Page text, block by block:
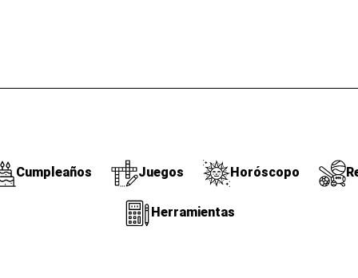
Cumpleaños Juegos Horóscopo
Herramientas